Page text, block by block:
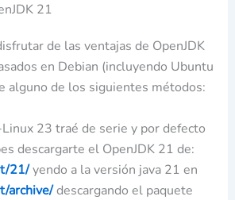
21
de las ventajas de OpenJDK
en Debian (incluyendo Ubuntu
alguno de los siguientes métodos:
23 traé de serie y por defecto
descargarte el OpenJDK 21 de:
21/yendo a la versión java 21 en
archive/descargando el paquete